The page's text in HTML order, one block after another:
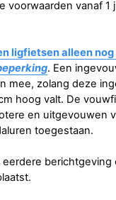
voorwaarden vanaf 1
ligfietsen alleen
. Een
mee, zolang deze
hoog valt. De
en uitgevouwen
toegestaan.
eerdere